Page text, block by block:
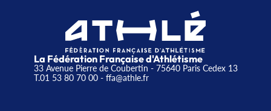
La Fédération Française d'Athlétisme
33 Avenue Pierre de Coubertin - 75640 Paris Cedex 13
T.01 53 80 70 00- ffa@athle.fr